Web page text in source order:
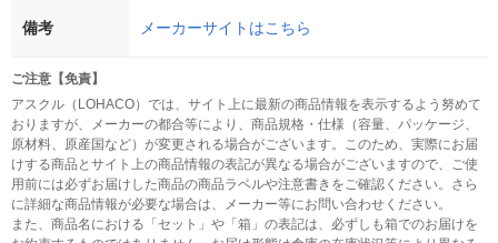
備考 メーカーサイトはこちら
ご注意【免責】
アスクル（LOHACO）では、サイト上に最新の商品情報を表示するよう努めて
おりますが、メーカーの都合等により、商品規格・仕様（容量、パッケージ、
原材料、原産国など）が変更される場合がございます。このため、実際にお届
けする商品とサイト上の商品情報の表記が異なる場合がございますので、ご使
用前には必ずお届けした商品の商品ラベルや注意書きをご確認ください。さら
に詳細な商品情報が必要な場合は、メーカー等にお問い合わせください。
また、商品名における「セット」や「箱」の表記は、必ずしも箱でのお届けを